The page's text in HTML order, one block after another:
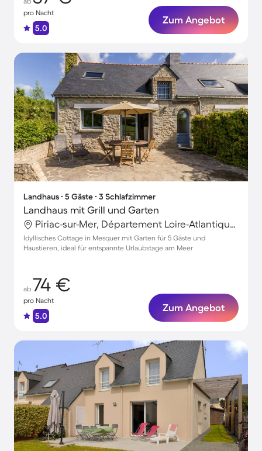
pro Nacht
5.0
Zum Angebot
Landhaus ∙ 5 Gäste ∙ 3 Schlafzimmer
Landhaus mit Grill und Garten
Piriac-sur-Mer, Département Loire-Atlantique, Frankreich
Idyllisches Cottage in Mesquer mit Garten für 5 Gäste und
Haustieren, ideal für entspannte Urlaubstage am Meer
ab 74 €
pro Nacht
5.0
Zum Angebot